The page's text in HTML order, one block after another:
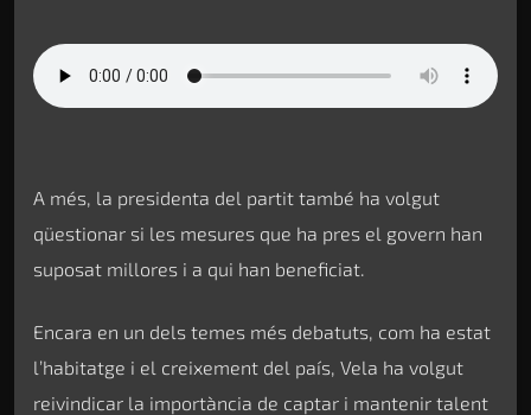
A més, la presidenta del partit també ha volgut
qüestionar si les mesures que ha pres el govern han
suposat millores i a qui han beneficiat.
Encara en un dels temes més debatuts, com ha estat
l’habitatge i el creixement del país, Vela ha volgut
reivindicar la importància de captar i mantenir talent